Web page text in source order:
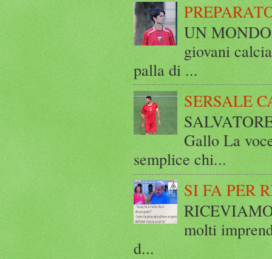
UN
giovani
palla di ...
SERSALE
Gallo La
semplice chi...
SI FA PER
molti
d...